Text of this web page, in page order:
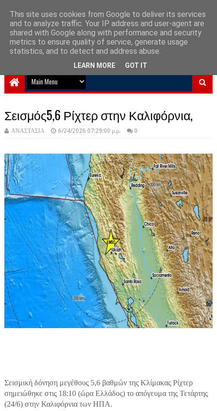
NewPlanet09
Ειδήσεις νέα από την Ελλάδα και τον κόσμο
Σεισμός5,6 Ρίχτερ στην Καλιφόρνια,
ΑΝΑΣΤΑΣΙΑ 6/24/2026 07:29:00 μ.μ. 0
Σεισμική δόνηση μεγέθους 5,6 βαθμών της Κλίμακας Ρίχτερ
σημειώθηκε στις 18:10 (ώρα Ελλάδος) το απόγευμα της Τετάρτης
(24/6) στην Καλιφόρνια των ΗΠΑ.
This site uses cookies from Google to deliver its services
and to analyze traffic. Your IP address and user-agent are
shared with Google along with performance and security
metrics to ensure quality of service, generate usage
statistics, and to detect and address abuse.
LEARN MORE GOT IT